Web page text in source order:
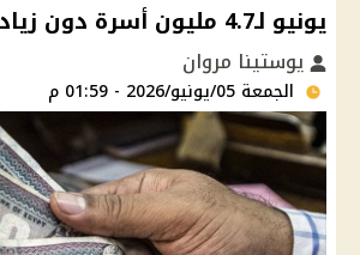
يونيو لـ4.7 مليون أسرة دون زيادة جديدة
يوستينا مروان
الجمعة 05/يونيو/2026 - 01:59 م